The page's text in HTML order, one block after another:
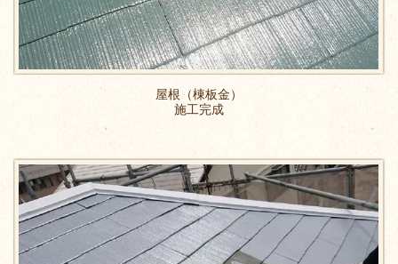
屋根（棟板金）
施工完成